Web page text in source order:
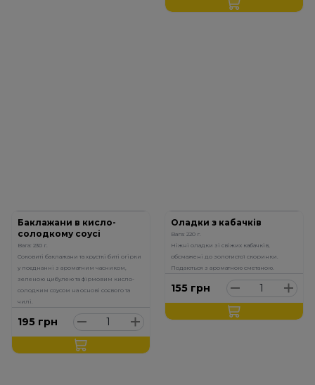
Баклажани в кисло-
солодкому соусі
Вага: 230 г.
Соковиті баклажани та хрусткі биті огірки
у поєднанні з ароматним часником,
зеленою цибулею та фірмовим кисло-
солодким соусом на основі соєвого та
чилі.
195 грн
Оладки з кабачків
Вага: 220 г.
Ніжні оладки зі свіжих кабачків,
обсмажені до золотистої скоринки.
Подаються з ароматною сметаною.
155 грн